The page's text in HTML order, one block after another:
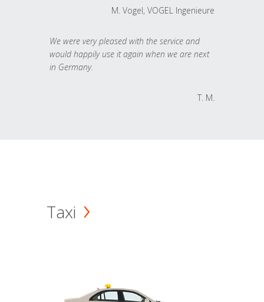
M. Vogel, VOGEL Ingenieure
We were very pleased with the service and
would happily use it again when we are next
in Germany.
T. M.
Taxi